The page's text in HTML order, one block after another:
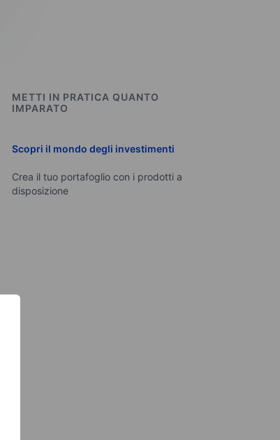
METTI IN PRATICA QUANTO
IMPARATO
Scopri il mondo degli investimenti
Crea il tuo portafoglio con i prodotti a
disposizione